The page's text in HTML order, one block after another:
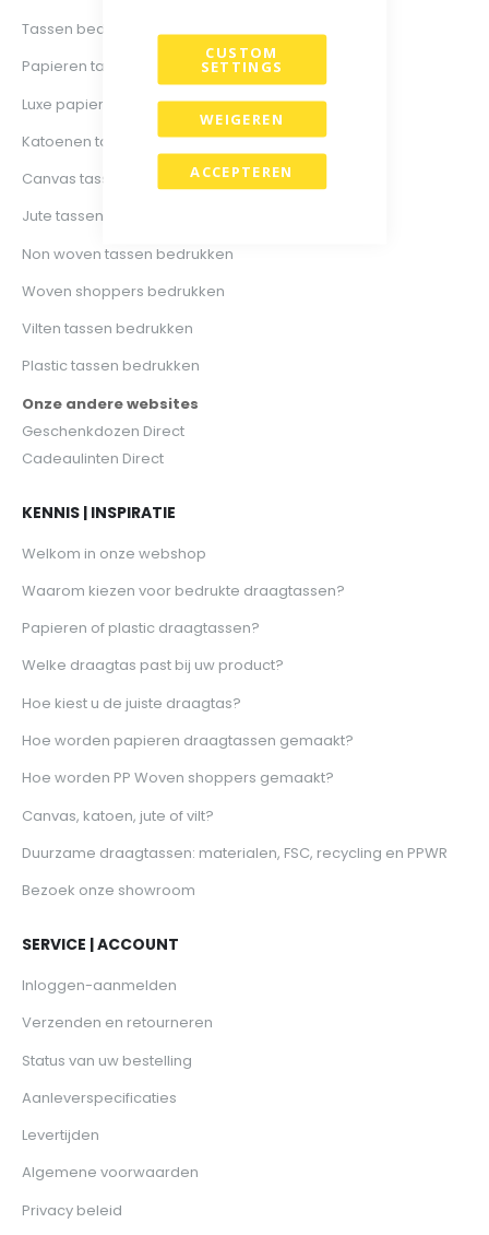
ACCEPTEREN
CUSTOM
SETTINGS
WEIGEREN
Tassen bedrukken
Papieren tassen bedrukken
Luxe papieren tassen bedrukken
Katoenen tassen bedrukken
Canvas tassen bedrukken
Jute tassen bedrukken
Non woven tassen bedrukken
Woven shoppers bedrukken
Vilten tassen bedrukken
Plastic tassen bedrukken
Onze andere websites
Geschenkdozen Direct
Cadeaulinten Direct
KENNIS | INSPIRATIE
Welkom in onze webshop
Waarom kiezen voor bedrukte draagtassen?
Papieren of plastic draagtassen?
Welke draagtas past bij uw product?
Hoe kiest u de juiste draagtas?
Hoe worden papieren draagtassen gemaakt?
Hoe worden PP Woven shoppers gemaakt?
Canvas, katoen, jute of vilt?
Duurzame draagtassen: materialen, FSC, recycling en PPWR
Bezoek onze showroom
SERVICE | ACCOUNT
Inloggen-aanmelden
Verzenden en retourneren
Status van uw bestelling
Aanleverspecificaties
Levertijden
Algemene voorwaarden
Privacy beleid